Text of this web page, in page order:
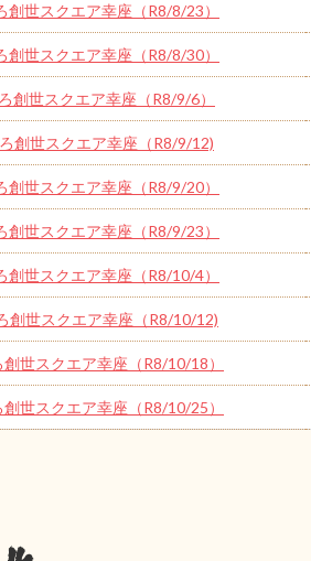
創世スクエア幸座（R8/8/23）
創世スクエア幸座（R8/8/30）
創世スクエア幸座（R8/9/6）
創世スクエア幸座（R8/9/12)
創世スクエア幸座（R8/9/20）
創世スクエア幸座（R8/9/23）
創世スクエア幸座（R8/10/4）
創世スクエア幸座（R8/10/12)
創世スクエア幸座（R8/10/18）
創世スクエア幸座（R8/10/25）